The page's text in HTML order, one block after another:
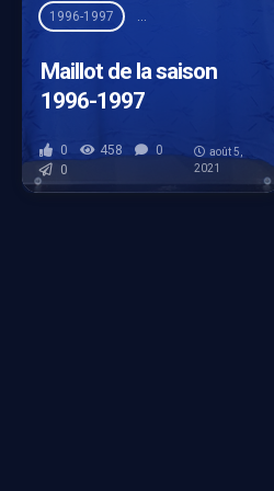
1996-1997
Maillot de la saison
1996-1997
0 458
0
0
août 5,
2021